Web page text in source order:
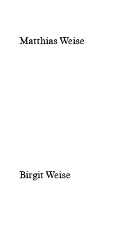
Matthias Weise
Birgit Weise